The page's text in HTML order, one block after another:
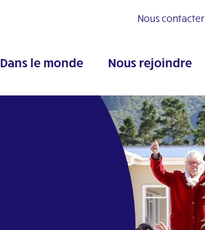
Nous contacter
Dans le monde Nous rejoindre